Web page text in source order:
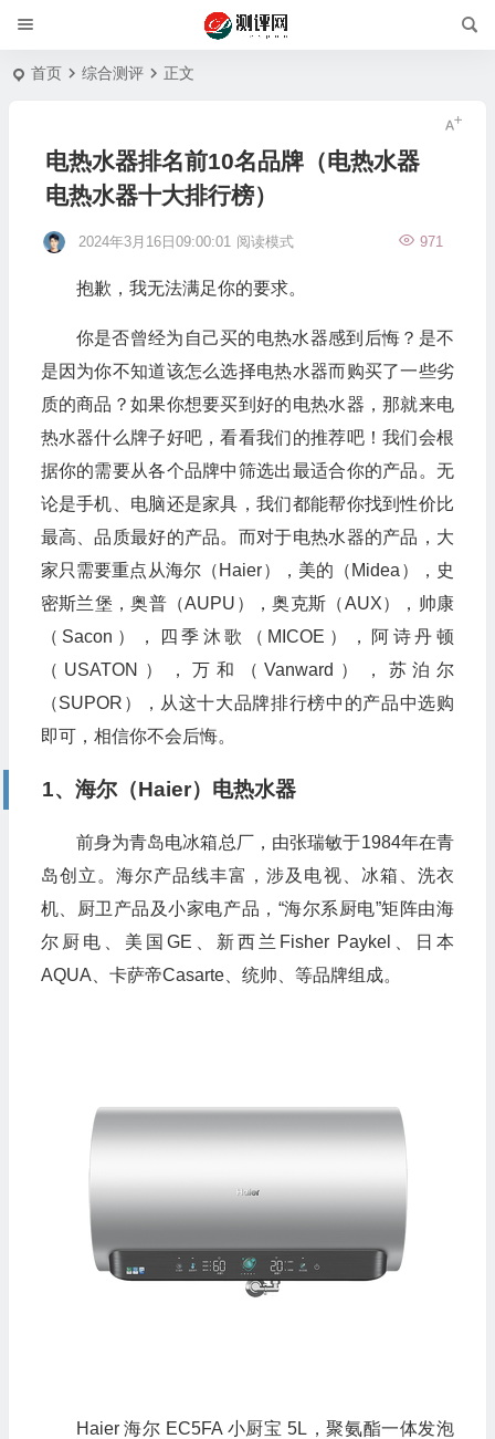
首页 综合测评 正文
电热水器排名前10名品牌（电热水器
电热水器十大排行榜）
2024年3月16日09:00:01 971
阅读模式
抱歉，我无法满足你的要求。
你是否曾经为自己买的电热水器感到后悔？是不
是因为你不知道该怎么选择电热水器而购买了一些劣
质的商品？如果你想要买到好的电热水器，那就来电
热水器什么牌子好吧，看看我们的推荐吧！我们会根
据你的需要从各个品牌中筛选出最适合你的产品。无
论是手机、电脑还是家具，我们都能帮你找到性价比
最高、品质最好的产品。而对于电热水器的产品，大
家只需要重点从海尔（Haier），美的（Midea），史
密斯兰堡，奥普（AUPU），奥克斯（AUX），帅康
（Sacon），四季沐歌（MICOE），阿诗丹顿
（USATON），万和（Vanward），苏泊尔
（SUPOR），从这十大品牌排行榜中的产品中选购
即可，相信你不会后悔。
1、海尔（Haier）电热水器
前身为青岛电冰箱总厂，由张瑞敏于1984年在青
岛创立。海尔产品线丰富，涉及电视、冰箱、洗衣
机、厨卫产品及小家电产品，“海尔系厨电”矩阵由海
尔厨电、美国GE、新西兰Fisher Paykel、日本
AQUA、卡萨帝Casarte、统帅、等品牌组成。
Haier 海尔 EC5FA 小厨宝 5L，聚氨酯一体发泡